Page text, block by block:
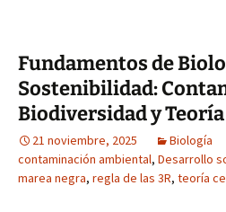
Fundamentos de
Sostenibilidad:
Biodiversidad y
21 noviembre, 2025 Biología
contaminación ambiental, Desarrollo
marea negra, regla de las 3R, teoría